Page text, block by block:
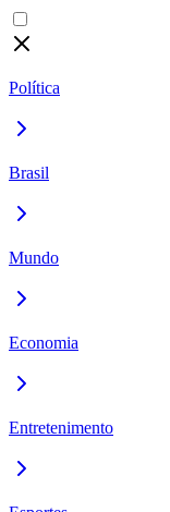
Política
Brasil
Mundo
Economia
Entretenimento